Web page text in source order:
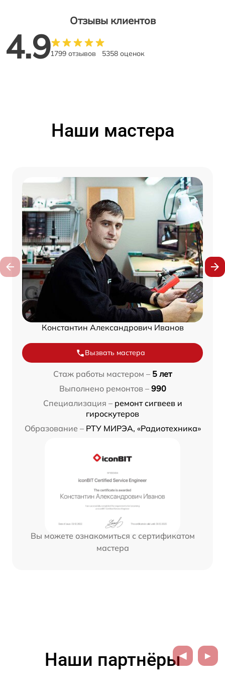
Отзывы клиентов
4.91799 отзывов 5358 оценок
Наши мастера
Константин Александрович Иванов
Вызвать мастера
Стаж работы мастером – 5 лет
Выполнено ремонтов – 990
Специализация – ремонт сигвеев и
гироскутеров
Образование – РТУ МИРЭА, «Радиотехника»
Вы можете ознакомиться с сертификатом
мастера
Наши партнёры